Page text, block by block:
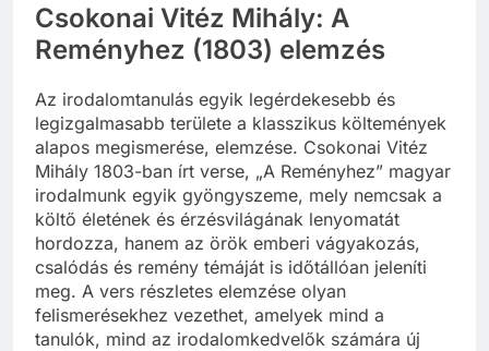
Csokonai Vitéz Mihály: A
Reményhez (1803) elemzés
Az irodalomtanulás egyik legérdekesebb és
legizgalmasabb területe a klasszikus költemények
alapos megismerése, elemzése. Csokonai Vitéz
Mihály 1803-ban írt verse, „A Reményhez” magyar
irodalmunk egyik gyöngyszeme, mely nemcsak a
költő életének és érzésvilágának lenyomatát
hordozza, hanem az örök emberi vágyakozás,
csalódás és remény témáját is időtállóan jeleníti
meg. A vers részletes elemzése olyan
felismerésekhez vezethet, amelyek mind a
tanulók, mind az irodalomkedvelők számára új